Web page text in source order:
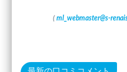
( ml_webmaster@s-